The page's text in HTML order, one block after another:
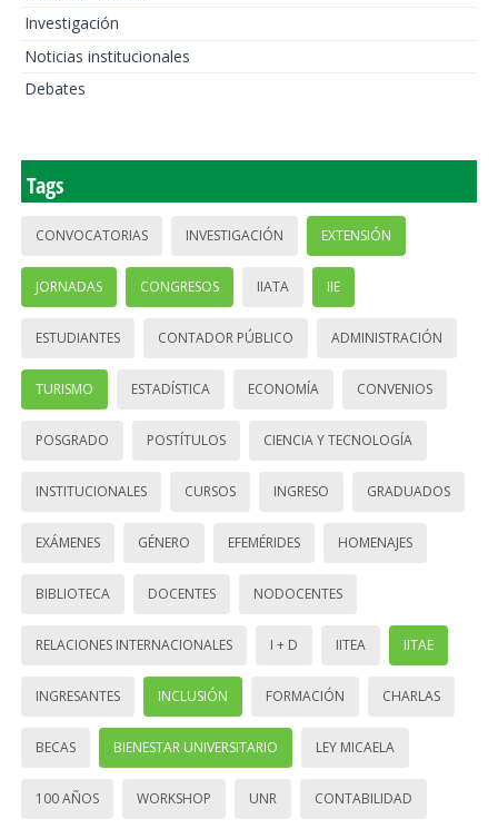
Investigación
Noticias institucionales
Debates
Tags
CONVOCATORIAS INVESTIGACIÓN EXTENSIÓN
JORNADAS CONGRESOS IIATA IIE
ESTUDIANTES CONTADOR PÚBLICO ADMINISTRACIÓN
TURISMO ESTADÍSTICA ECONOMÍA CONVENIOS
POSGRADO POSTÍTULOS CIENCIA Y TECNOLOGÍA
INSTITUCIONALES CURSOS INGRESO GRADUADOS
EXÁMENES GÉNERO EFEMÉRIDES HOMENAJES
BIBLIOTECA DOCENTES NODOCENTES
RELACIONES INTERNACIONALES I + D IITEA IITAE
INGRESANTES INCLUSIÓN FORMACIÓN CHARLAS
BECAS BIENESTAR UNIVERSITARIO LEY MICAELA
100 AÑOS WORKSHOP UNR CONTABILIDAD